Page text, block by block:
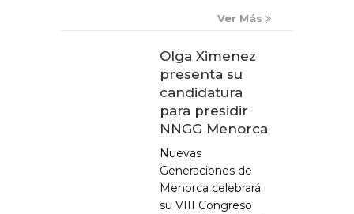
Ver Más
Olga Ximenez
presenta su
candidatura
para presidir
NNGG Menorca
Nuevas
Generaciones de
Menorca celebrará
su VIII Congreso